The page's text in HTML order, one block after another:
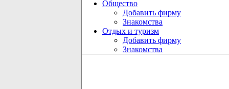
Общество
Добавить фирму
Знакомства
Отдых и туризм
Добавить фирму
Знакомства